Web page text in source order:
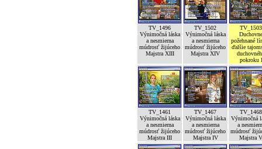
TV_1496
Výnimočná láska
a nesmierna
múdrosť žijúceho
Majstra XIII
TV_1502
Výnimočná láska
a nesmierna
múdrosť žijúceho
Majstra XIV
TV_1503
Duchovne
požehnané
ďalšie
pokroku I
TV_1461
Výnimočná láska
a nesmierna
múdrosť žijúceho
Majstra III
TV_1467
Výnimočná láska
a nesmierna
múdrosť žijúceho
Majstra IV
TV_1468
Výnimočná
a
múdrosť
Majstra V